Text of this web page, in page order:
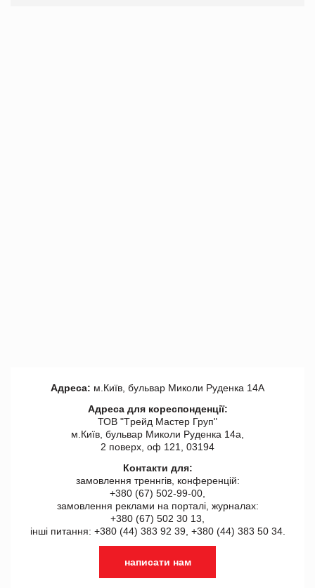
Адреса: м.Київ, бульвар Миколи Руденка 14А
Адреса для кореспонденції:
ТОВ "Tрейд Мастер Груп"
м.Київ, бульвар Миколи Руденка 14а,
2 поверх, оф 121, 03194
Контакти для:
замовлення треннгів, конференцій:
+380 (67) 502-99-00,
замовлення реклами на порталі, журналах:
+380 (67) 502 30 13,
інші питання: +380 (44) 383 92 39, +380 (44) 383 50 34.
написати нам